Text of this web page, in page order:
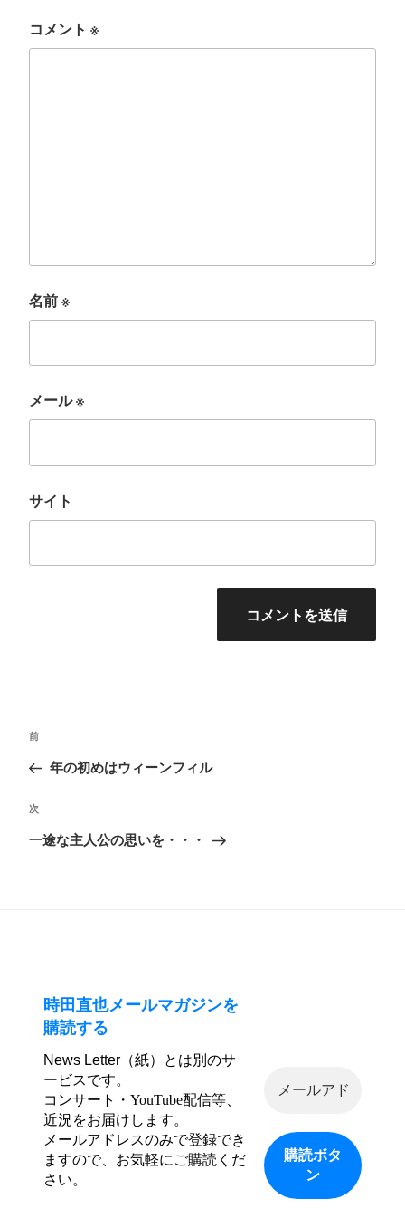
コメント ※
名前※
メール※
サイト
投
ナ
ビ
ゲ
ー
前
の
稿
前
年の初めはウィーンフィル
次
の
次
一途な主人公の思いを・・・
時田直也メールマガジンを
購読する
News Letter（紙）とは別のサ
ービスです。
コンサート・YouTube配信等、
近況をお届けします。
メールアドレスのみで登録でき
ますので、お気軽にご購読くだ
さい。